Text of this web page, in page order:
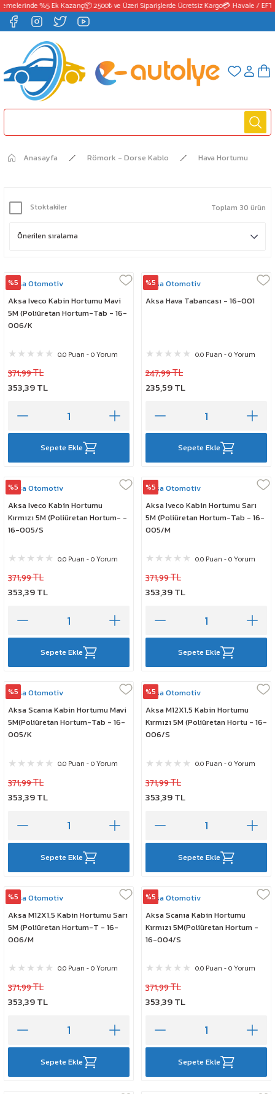
%5 Ek Kazanç📦 2500₺ ve Üzeri Siparişlerde Ücretsiz Kargo💳 Havale / EFT
Anasayfa Römork - Dorse Kablo Hava Hortumu
Stoktakiler Toplam 30 ürün
%5
Aksa Otomotiv
Aksa Iveco Kabin Hortumu Mavi
5M (Poliüretan Hortum-Tab - 16-
006/K
0.0 Puan - 0 Yorum
371,99 TL
353,39 TL
Sepete Ekle
%5
Aksa Otomotiv
Aksa Hava Tabancası - 16-001
0.0 Puan - 0 Yorum
247,99 TL
235,59 TL
Sepete Ekle
%5
Aksa Otomotiv
Aksa Iveco Kabin Hortumu
Kırmızı 5M (Poliüretan Hortum- -
16-005/S
0.0 Puan - 0 Yorum
371,99 TL
353,39 TL
Sepete Ekle
%5
Aksa Otomotiv
Aksa Iveco Kabin Hortumu Sarı
5M (Poliüretan Hortum-Tab - 16-
005/M
0.0 Puan - 0 Yorum
371,99 TL
353,39 TL
Sepete Ekle
%5
Aksa Otomotiv
Aksa Scanıa Kabin Hortumu Mavi
5M(Poliüretan Hortum-Tab - 16-
005/K
0.0 Puan - 0 Yorum
371,99 TL
353,39 TL
Sepete Ekle
%5
Aksa Otomotiv
Aksa M12X1,5 Kabin Hortumu
Kırmızı 5M (Poliüretan Hortu - 16-
006/S
0.0 Puan - 0 Yorum
371,99 TL
353,39 TL
Sepete Ekle
%5
Aksa Otomotiv
Aksa M12X1,5 Kabin Hortumu Sarı
5M (Poliüretan Hortum-T - 16-
006/M
0.0 Puan - 0 Yorum
371,99 TL
353,39 TL
Sepete Ekle
%5
Aksa Otomotiv
Aksa Scanıa Kabin Hortumu
Kırmızı 5M(Poliüretan Hortum -
16-004/S
0.0 Puan - 0 Yorum
371,99 TL
353,39 TL
Sepete Ekle